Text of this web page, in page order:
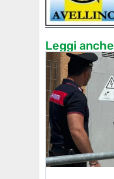
Leggi anche